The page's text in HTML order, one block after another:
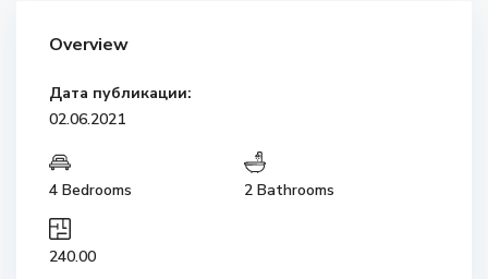
Overview
Дата публикации:
02.06.2021
4 Bedrooms 2 Bathrooms
240.00